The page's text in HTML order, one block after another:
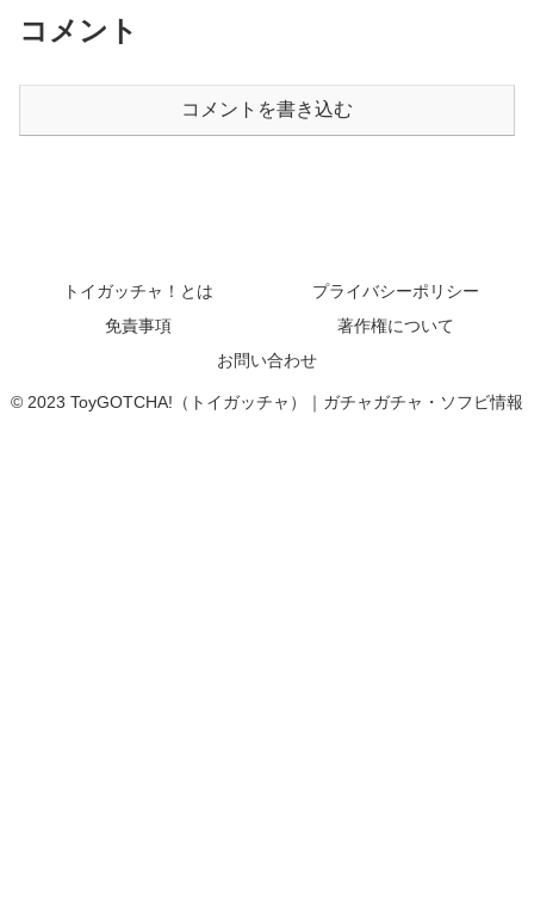
コメント
コメントを書き込む
トイガッチャ！とは
プライバシーポリシー
免責事項
著作権について
お問い合わせ
© 2023 ToyGOTCHA!（トイガッチャ）｜ガチャガチャ・ソフビ情報